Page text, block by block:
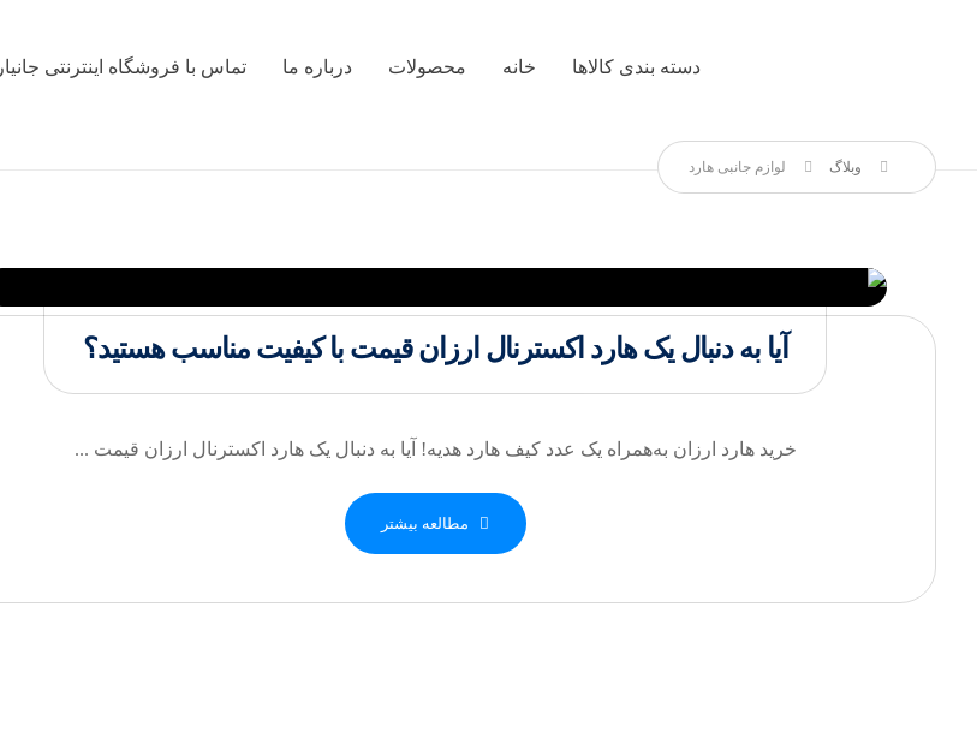
دسته بندی کالاها خانه محصولات درباره ما تماس با فروشگاه اینترنتی جانیار
وبلاگ لوازم جانبی هارد
آیا به دنبال یک هارد اکسترنال ارزان قیمت با کیفیت مناسب هستید؟
خرید هارد ارزان به‌همراه یک عدد کیف هارد هدیه! آیا به دنبال یک هارد اکسترنال ارزان قیمت ...
مطالعه بیشتر